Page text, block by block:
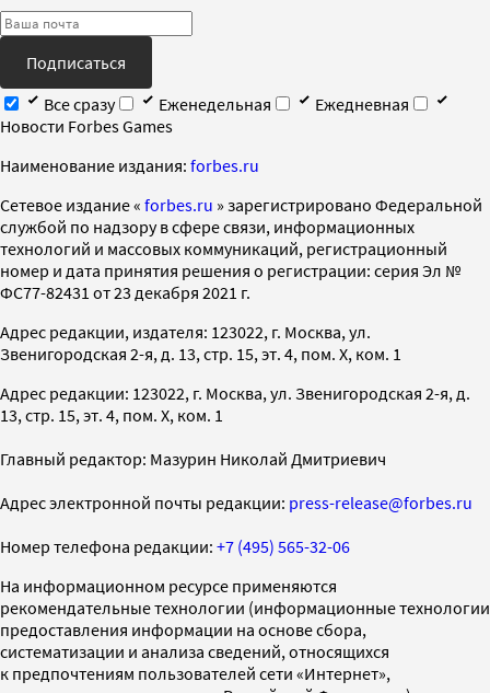
Подписаться
Все сразу
Еженедельная
Ежедневная
Новости Forbes Games
Наименование издания: forbes.ru
Cетевое издание « forbes.ru » зарегистрировано Федеральной
службой по надзору в сфере связи, информационных
технологий и массовых коммуникаций, регистрационный
номер и дата принятия решения о регистрации: серия Эл №
ФС77-82431 от 23 декабря 2021 г.
Адрес редакции, издателя: 123022, г. Москва, ул.
Звенигородская 2-я, д. 13, стр. 15, эт. 4, пом. X, ком. 1
Адрес редакции: 123022, г. Москва, ул. Звенигородская 2-я, д.
13, стр. 15, эт. 4, пом. X, ком. 1
Главный редактор: Мазурин Николай Дмитриевич
Адрес электронной почты редакции: press-release@forbes.ru
Номер телефона редакции: +7 (495) 565-32-06
На информационном ресурсе применяются
рекомендательные технологии (информационные технологии
предоставления информации на основе сбора,
систематизации и анализа сведений, относящихся
к предпочтениям пользователей сети «Интернет»,